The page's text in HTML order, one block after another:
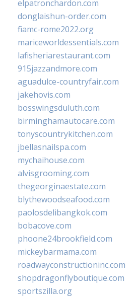
elpatronchardon.com
donglaishun-order.com
fiamc-rome2022.org
mariceworldessentials.com
lafisheriarestaurant.com
915jazzandmore.com
aguadulce-countryfair.com
jakehovis.com
bosswingsduluth.com
birminghamautocare.com
tonyscountrykitchen.com
jbellasnailspa.com
mychaihouse.com
alvisgrooming.com
thegeorginaestate.com
blythewoodseafood.com
paolosdelibangkok.com
bobacove.com
phoone24brookfield.com
mickeybarmama.com
roadwayconstructioninc.com
shopdragonflyboutique.com
sportszilla.org